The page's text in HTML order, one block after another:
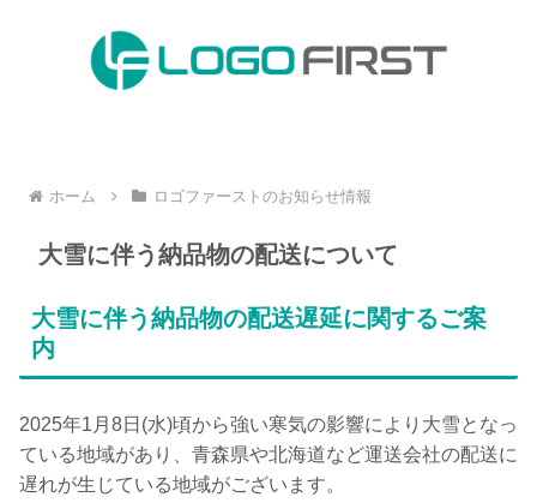
ホーム ロゴファーストのお知らせ情報
大雪に伴う納品物の配送について
大雪に伴う納品物の配送遅延に関するご案
内
2025年1月8日(水)頃から強い寒気の影響により大雪となっ
ている地域があり、青森県や北海道など運送会社の配送に
遅れが生じている地域がございます。